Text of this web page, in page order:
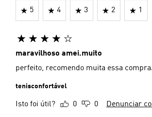
5 4 3 2 1
maravilhoso amei.muito
tenisconfortável
Isto foi útil? 0 0 Denunciar